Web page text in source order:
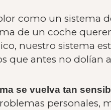
como un sistema
de un coche
nuestro sistema
que antes no dolían
se vuelva tan
personales,